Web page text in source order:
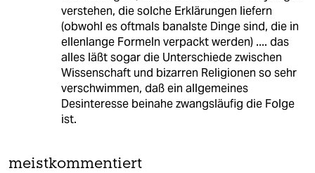
verstehen, die solche Erklärungen liefern
(obwohl es oftmals banalste Dinge sind, die in
ellenlange Formeln verpackt werden) .... das
alles läßt sogar die Unterschiede zwischen
Wissenschaft und bizarren Religionen so sehr
verschwimmen, daß ein allgemeines
Desinteresse beinahe zwangsläufig die Folge
ist.
meistkommentiert